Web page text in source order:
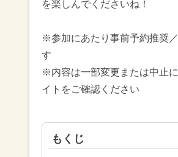
を楽しんでくださいね！
※参加にあたり事前予約推奨
す
※内容は一部変更または中止
イトをご確認ください
もくじ